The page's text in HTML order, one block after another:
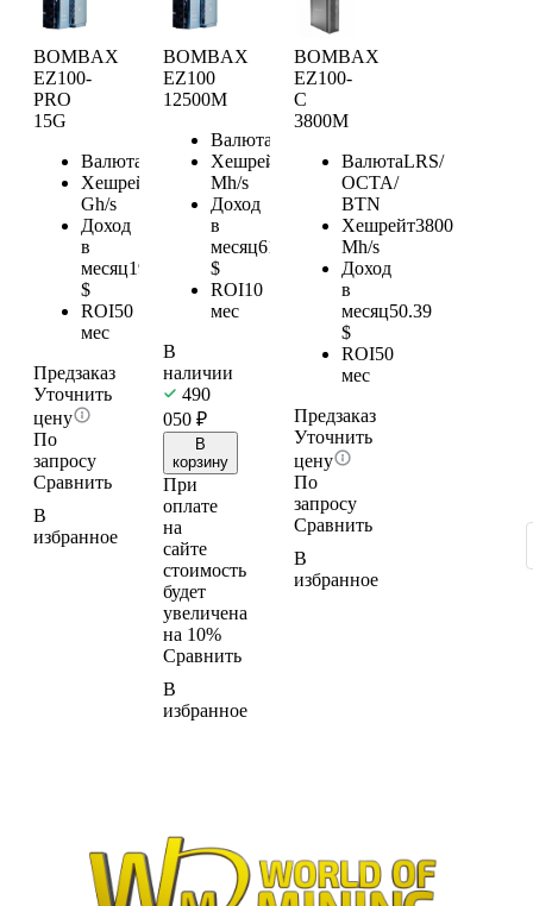
BOMBAX
EZ100-
PRO
15G
Валюта
Хешрейт
Gh/s
Доход
в
месяц198.9
$
ROI50
мес
Предзаказ
Уточнить
цену
По
запросу
Сравнить
В
избранное
BOMBAX
EZ100
12500M
Валюта
Хешрейт
12500
Mh/s
Доход
в
месяц617.82
$
ROI10
мес
В
наличии
490
050₽
В
корзину
При
оплате
на
сайте
стоимость
будет
увеличена
на 10%
Сравнить
В
избранное
BOMBAX
EZ100-
C
3800M
ВалютаLRS/
OCTA/
BTN
Хешрейт3800
Mh/s
Доход
в
месяц50.39
$
ROI50
мес
Предзаказ
Уточнить
цену
По
запросу
Сравнить
В
избранное